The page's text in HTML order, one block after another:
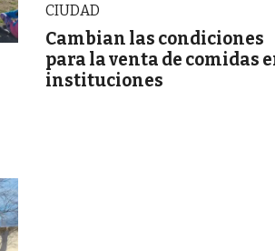
CIUDAD
Cambian las condiciones
para la venta de comidas
instituciones